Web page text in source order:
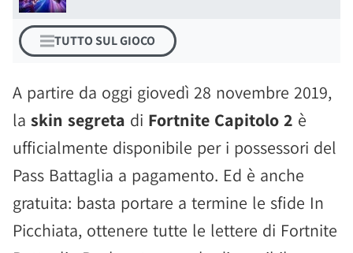
TUTTO SUL GIOCO
A partire da oggi giovedì 28 novembre 2019,
la skin segreta di Fortnite Capitolo 2 è
ufficialmente disponibile per i possessori del
Pass Battaglia a pagamento. Ed è anche
gratuita: basta portare a termine le sfide In
Picchiata, ottenere tutte le lettere di Fortnite